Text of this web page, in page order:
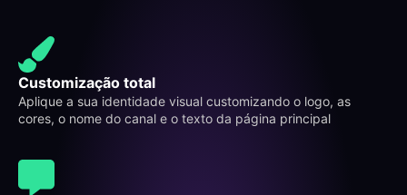
Customização total
Aplique a sua identidade visual customizando o logo, as
cores, o nome do canal e o texto da página principal